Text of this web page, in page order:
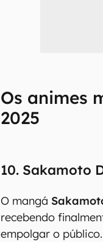
Os animes
2025
10. Sakamoto
O mangá
recebendo
empolgar o